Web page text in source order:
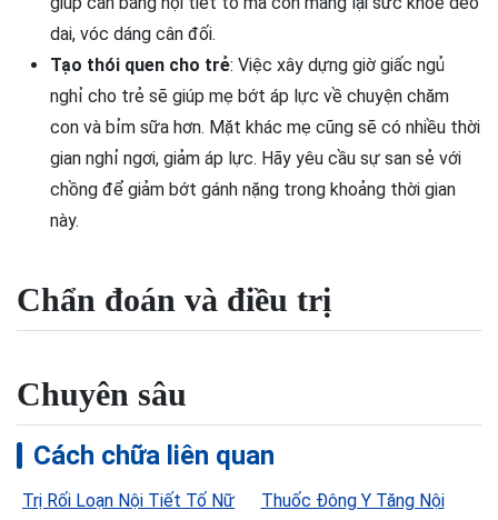
dai, vóc dáng cân đối.
Tạo thói quen cho trẻ: Việc xây dựng giờ giấc ngủ
nghỉ cho trẻ sẽ giúp mẹ bớt áp lực về chuyện chăm
con và bỉm sữa hơn. Mặt khác mẹ cũng sẽ có nhiều thời
gian nghỉ ngơi, giảm áp lực. Hãy yêu cầu sự san sẻ với
chồng để giảm bớt gánh nặng trong khoảng thời gian
này.
Chẩn đoán và điều trị
Chuyên sâu
Cách chữa liên quan
Trị Rối Loạn Nội Tiết Tố Nữ
Thuốc Đông Y Tăng Nội